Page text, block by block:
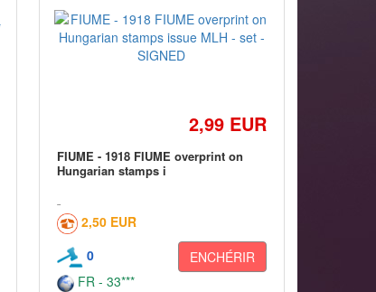
2,99 EUR
FIUME - 1918 FIUME overprint on
Hungarian stamps i
2,50 EUR
0
ENCHÉRIR
FR - 33***